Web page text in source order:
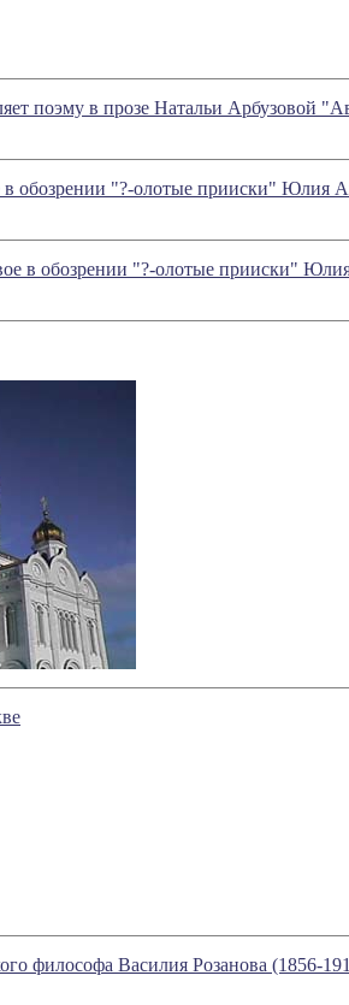
поэму в прозе Натальи Арбузовой
обозрении "?-олотые прииски" Юлия
в обозрении "?-олотые прииски"
философа Василия Розанова (1856-